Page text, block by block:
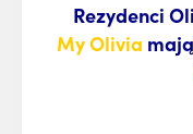
Rezydenci
My Olivia mają